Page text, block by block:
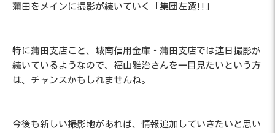
蒲田をメインに撮影が続いていく「集団左遷!!」
特に蒲田支店こと、城南信用金庫・蒲田支店では連日撮影が
続いているようなので、福山雅治さんを一目見たいという方
は、チャンスかもしれませんね。
今後も新しい撮影地があれば、情報追加していきたいと思い